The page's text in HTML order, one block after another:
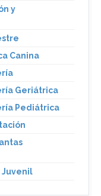
y
Canina
Geriátrica
Pediátrica
Juvenil